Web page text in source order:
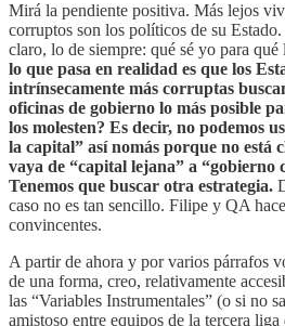
Mirá la pendiente positiva. Más lejos
corruptos son los políticos de su
claro, lo de siempre: qué sé yo para qué
lo que pasa en realidad es que los
intrínsecamente más corruptas
oficinas de gobierno lo más posible
los molesten? Es decir, no podemos
la capital” así nomás porque no está
vaya de “capital lejana” a “gobierno
Tenemos que buscar otra estrategia.
caso no es tan sencillo. Filipe y QA
convincentes.
A partir de ahora y por varios párrafos
de una forma, creo, relativamente
las “Variables Instrumentales” (o si no
amistoso entre equipos de la tercera